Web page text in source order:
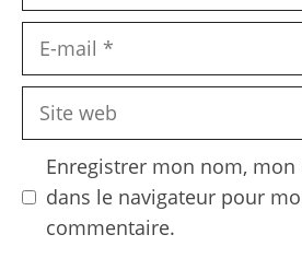
Site
Enregistrer mon nom,
dans le navigateur pour
commentaire.